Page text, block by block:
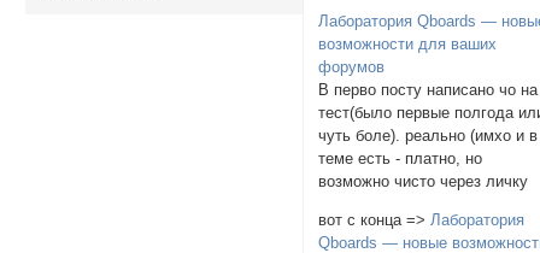
Лаборатория Qboards —
возможности для ваших
форумов
В перво посту написано чо на
тест(было первые полгода
чуть боле). реально (имхо и в
теме есть - платно, но
возможно чисто через личку
вот с конца => Лаборатория
Qboards — новые